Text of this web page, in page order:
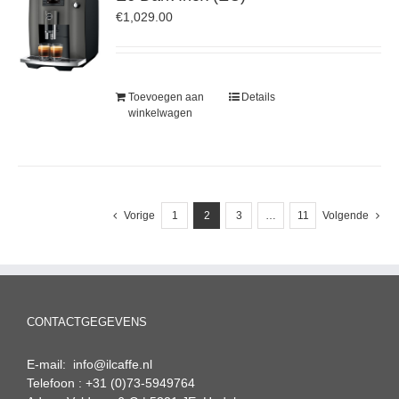
€1,029.00
Toevoegen aan
winkelwagen
Details
Vorige 1 2 3 … 11 Volgende
CONTACTGEGEVENS
E-mail: info@ilcaffe.nl
Telefoon : +31 (0)73-5949764